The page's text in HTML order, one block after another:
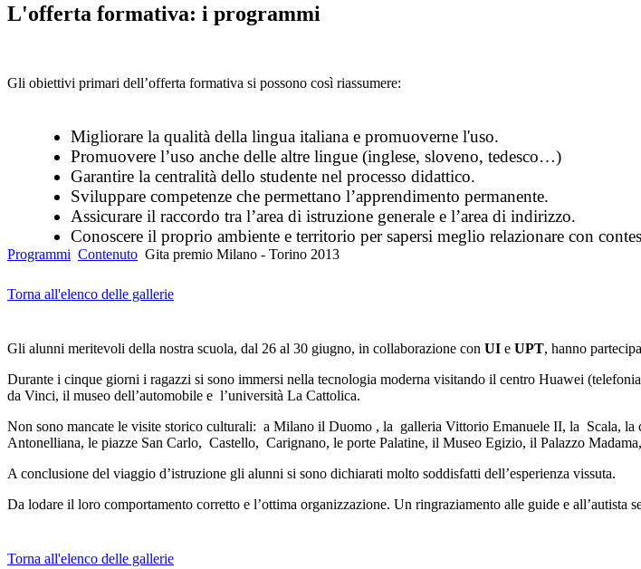
L'offerta formativa: i programmi
Gli obiettivi primari dell’offerta formativa si possono così riassumere:
Migliorare la qualità della lingua italiana e promuoverne l'uso.
Promuovere l’uso anche delle altre lingue (inglese, sloveno, tedesco…)
Garantire la centralità dello studente nel processo didattico.
Sviluppare competenze che permettano l’apprendimento permanente.
Assicurare il raccordo tra l’area di istruzione generale e l’area di indirizzo.
Conoscere il proprio ambiente e territorio per sapersi meglio relazionare con
Programmi Contenuto Gita premio Milano - Torino 2013
Torna all'elenco delle gallerie
Gli alunni meritevoli della nostra scuola, dal 26 al 30 giugno, in collaborazione con UI e UPT, hanno
Durante i cinque giorni i ragazzi si sono immersi nella tecnologia moderna visitando il centro Huawei
da Vinci, il museo dell’automobile e l’università La Cattolica.
Non sono mancate le visite storico culturali: a Milano il Duomo , la galleria Vittorio Emanuele II, la Scala,
Antonelliana, le piazze San Carlo, Castello, Carignano, le porte Palatine, il Museo Egizio, il Palazzo
A conclusione del viaggio d’istruzione gli alunni si sono dichiarati molto soddisfatti dell’esperienza vissuta.
Da lodare il loro comportamento corretto e l’ottima organizzazione. Un ringraziamento alle guide e all’autista
Torna all'elenco delle gallerie